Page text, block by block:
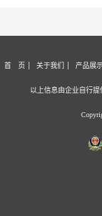
首 页 关于我们 产品展
以上信息由企业自行